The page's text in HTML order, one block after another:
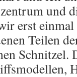
und
erst einmal
Teilen
Schnitzel.